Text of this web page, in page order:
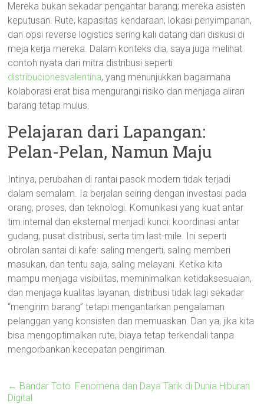
Mereka bukan sekadar pengantar barang; mereka asisten
keputusan. Rute, kapasitas kendaraan, lokasi penyimpanan,
dan opsi reverse logistics sering kali datang dari diskusi di
meja kerja mereka. Dalam konteks dia, saya juga melihat
contoh nyata dari mitra distribusi seperti
distribucionesvalentina, yang menunjukkan bagaimana
kolaborasi erat bisa mengurangi risiko dan menjaga aliran
barang tetap mulus.
Pelajaran dari Lapangan:
Pelan-Pelan, Namun Maju
Intinya, perubahan di rantai pasok modern tidak terjadi
dalam semalam. Ia berjalan seiring dengan investasi pada
orang, proses, dan teknologi. Komunikasi yang kuat antar
tim internal dan eksternal menjadi kunci: koordinasi antar
gudang, pusat distribusi, serta tim last-mile. Ini seperti
obrolan santai di kafe: saling mengerti, saling memberi
masukan, dan tentu saja, saling melayani. Ketika kita
mampu menjaga visibilitas, meminimalkan ketidaksesuaian,
dan menjaga kualitas layanan, distribusi tidak lagi sekadar
“mengirim barang” tetapi mengantarkan pengalaman
pelanggan yang konsisten dan memuaskan. Dan ya, jika kita
bisa mengoptimalkan rute, biaya tetap terkendali tanpa
mengorbankan kecepatan pengiriman.
← Bandar Toto: Fenomena dan Daya Tarik di Dunia Hiburan
Digital